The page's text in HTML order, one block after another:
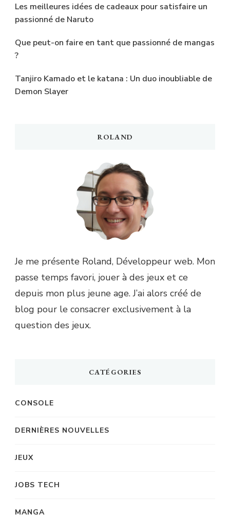
Les meilleures idées de cadeaux pour satisfaire un
passionné de Naruto
Que peut-on faire en tant que passionné de mangas
?
Tanjiro Kamado et le katana : Un duo inoubliable de
Demon Slayer
ROLAND
Je me présente Roland, Développeur web. Mon
passe temps favori, jouer à des jeux et ce
depuis mon plus jeune age. J’ai alors créé de
blog pour le consacrer exclusivement à la
question des jeux.
CATÉGORIES
CONSOLE
DERNIÈRES NOUVELLES
JEUX
JOBS TECH
MANGA